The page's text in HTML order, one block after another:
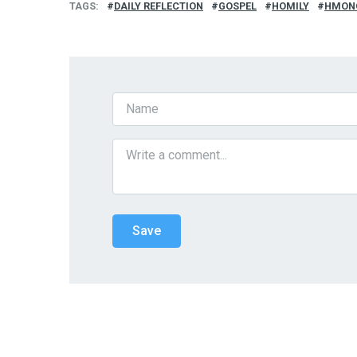
TAGS DAILY REFLECTION GOSPEL HOMILY